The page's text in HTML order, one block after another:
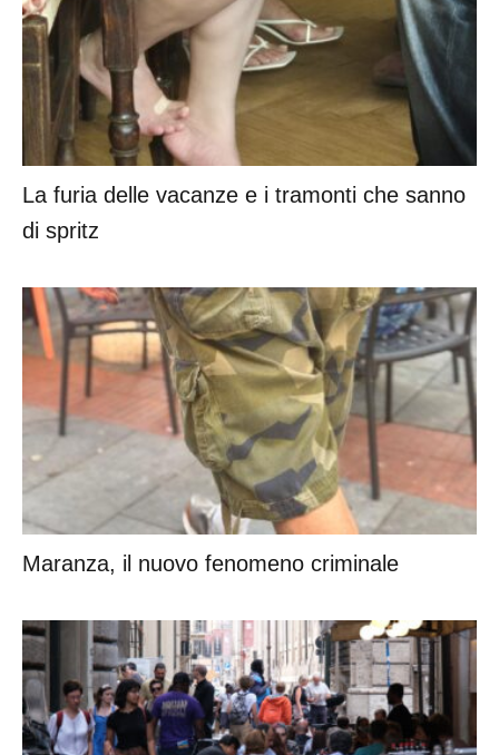
ARTICOLI RECENTI
La furia delle vacanze e i tramonti che sanno
di spritz
Maranza, il nuovo fenomeno criminale